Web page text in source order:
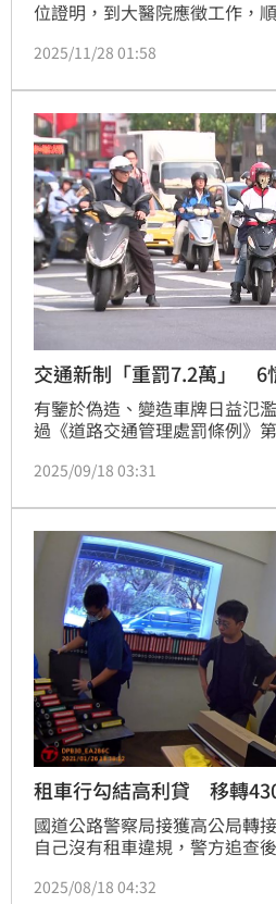
位證明，到大醫院應徵工作，
她符合自首要件，認罪且到職
她緩刑2年，緩刑期間付保護
勞務，沒收買來的假考試及格
訴。
2025/11/28 01:58
交通新制「重罰7.2萬」 6
有鑒於偽造、變造車牌日益氾
過《道路交通管理處罰條例》
但因修正罰鍰分類較多、還有
式實施時間將另行公布。
2025/09/18 03:31
租車行勾結高利貸 移轉
國道公路警察局接獲高公局轉
自己沒有租車違規，警方追查
約，再把車輛提供給錢莊使用
2025/08/18 04:32